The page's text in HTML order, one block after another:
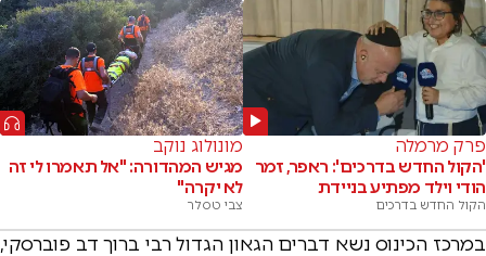
פרק מרמלה
'הקול החדש בדרכים': ראפר, זמר
הודי וילד מפתיע בניידת
הקול החדש בדרכים
מונולוג נוקב
מגיש המהדורה: "אל תאמרו לי זה
לא יקרה"
צבי טסלר
במרכז הכינוס נשא דברים הגאון הגדול רבי ברוך דב פוברסקי,